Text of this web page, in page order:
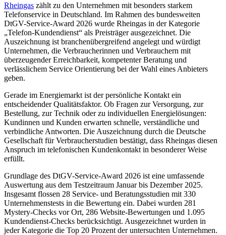
Rheingas zählt zu den Unternehmen mit besonders starkem
Telefonservice in Deutschland. Im Rahmen des bundesweiten
DtGV-Service-Award 2026 wurde Rheingas in der Kategorie
„Telefon-Kundendienst“ als Preisträger ausgezeichnet. Die
Auszeichnung ist branchenübergreifend angelegt und würdigt
Unternehmen, die Verbraucherinnen und Verbrauchern mit
überzeugender Erreichbarkeit, kompetenter Beratung und
verlässlichem Service Orientierung bei der Wahl eines Anbieters
geben.
Gerade im Energiemarkt ist der persönliche Kontakt ein
entscheidender Qualitätsfaktor. Ob Fragen zur Versorgung, zur
Bestellung, zur Technik oder zu individuellen Energielösungen:
Kundinnen und Kunden erwarten schnelle, verständliche und
verbindliche Antworten. Die Auszeichnung durch die Deutsche
Gesellschaft für Verbraucherstudien bestätigt, dass Rheingas diesen
Anspruch im telefonischen Kundenkontakt in besonderer Weise
erfüllt.
Grundlage des DtGV-Service-Award 2026 ist eine umfassende
Auswertung aus dem Testzeitraum Januar bis Dezember 2025.
Insgesamt flossen 28 Service- und Beratungsstudien mit 330
Unternehmenstests in die Bewertung ein. Dabei wurden 281
Mystery-Checks vor Ort, 286 Website-Bewertungen und 1.095
Kundendienst-Checks berücksichtigt. Ausgezeichnet wurden in
jeder Kategorie die Top 20 Prozent der untersuchten Unternehmen.